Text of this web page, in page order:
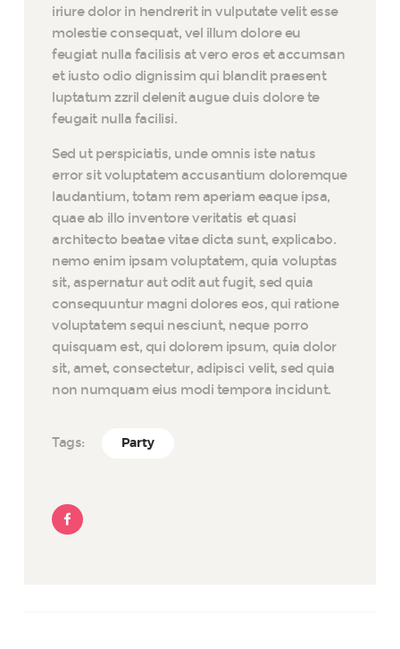
iriure dolor in hendrerit in vulputate velit esse
molestie consequat, vel illum dolore eu
feugiat nulla facilisis at vero eros et accumsan
et iusto odio dignissim qui blandit praesent
luptatum zzril delenit augue duis dolore te
feugait nulla facilisi.
Sed ut perspiciatis, unde omnis iste natus
error sit voluptatem accusantium doloremque
laudantium, totam rem aperiam eaque ipsa,
quae ab illo inventore veritatis et quasi
architecto beatae vitae dicta sunt, explicabo.
nemo enim ipsam voluptatem, quia voluptas
sit, aspernatur aut odit aut fugit, sed quia
consequuntur magni dolores eos, qui ratione
voluptatem sequi nesciunt, neque porro
quisquam est, qui dolorem ipsum, quia dolor
sit, amet, consectetur, adipisci velit, sed quia
non numquam eius modi tempora incidunt.
Tags: Party